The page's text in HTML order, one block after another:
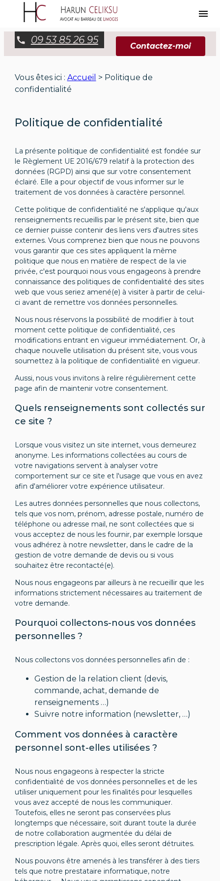
menu
09 53 85 26 95
Contactez-moi
Vous êtes ici : Accueil > Politique de
confidentialité
Politique de confidentialité
La présente politique de confidentialité est fondée sur
le Règlement UE 2016/679 relatif à la protection des
données (RGPD) ainsi que sur votre consentement
éclairé. Elle a pour objectif de vous informer sur le
traitement de vos données à caractère personnel.
Cette politique de confidentialité ne s'applique qu'aux
renseignements recueillis par le présent site, bien que
ce dernier puisse contenir des liens vers d'autres sites
externes. Vous comprenez bien que nous ne pouvons
vous garantir que ces sites appliquent la même
politique que nous en matière de respect de la vie
privée, c'est pourquoi nous vous engageons à prendre
connaissance des politiques de confidentialité des sites
web que vous seriez amené(e) à visiter à partir de celui-
ci avant de remettre vos données personnelles.
Nous nous réservons la possibilité de modifier à tout
moment cette politique de confidentialité, ces
modifications entrant en vigueur immédiatement. Or, à
chaque nouvelle utilisation du présent site, vous vous
soumettez à la politique de confidentialité en vigueur.
Aussi, nous vous invitons à relire régulièrement cette
page afin de maintenir votre consentement.
Quels renseignements sont collectés sur
ce site ?
Lorsque vous visitez un site internet, vous demeurez
anonyme. Les informations collectées au cours de
votre navigations servent à analyser votre
comportement sur ce site et l'usage que vous en avez
afin d'améliorer votre expérience utilisateur.
Les autres données personnelles que nous collectons,
tels que vos nom, prénom, adresse postale, numéro de
téléphone ou adresse mail, ne sont collectées que si
vous acceptez de nous les fournir, par exemple lorsque
vous adhérez à notre newsletter, dans le cadre de la
gestion de votre demande de devis ou si vous
souhaitez être recontacté(e).
Nous nous engageons par ailleurs à ne recueillir que les
informations strictement nécessaires au traitement de
votre demande.
Pourquoi collectons-nous vos données
personnelles ?
Nous collectons vos données personnelles afin de :
Gestion de la relation client (devis,
commande, achat, demande de
renseignements …)
Suivre notre information (newsletter, …)
Comment vos données à caractère
personnel sont-elles utilisées ?
Nous nous engageons à respecter la stricte
confidentialité de vos données personnelles et de les
utiliser uniquement pour les finalités pour lesquelles
vous avez accepté de nous les communiquer.
Toutefois, elles ne seront pas conservées plus
longtemps que nécessaire, soit durant toute la durée
de notre collaboration augmentée du délai de
prescription légale. Après quoi, elles seront détruites.
Nous pouvons être amenés à les transférer à des tiers
tels que notre prestataire informatique, notre
Panneau de gestion des cookies